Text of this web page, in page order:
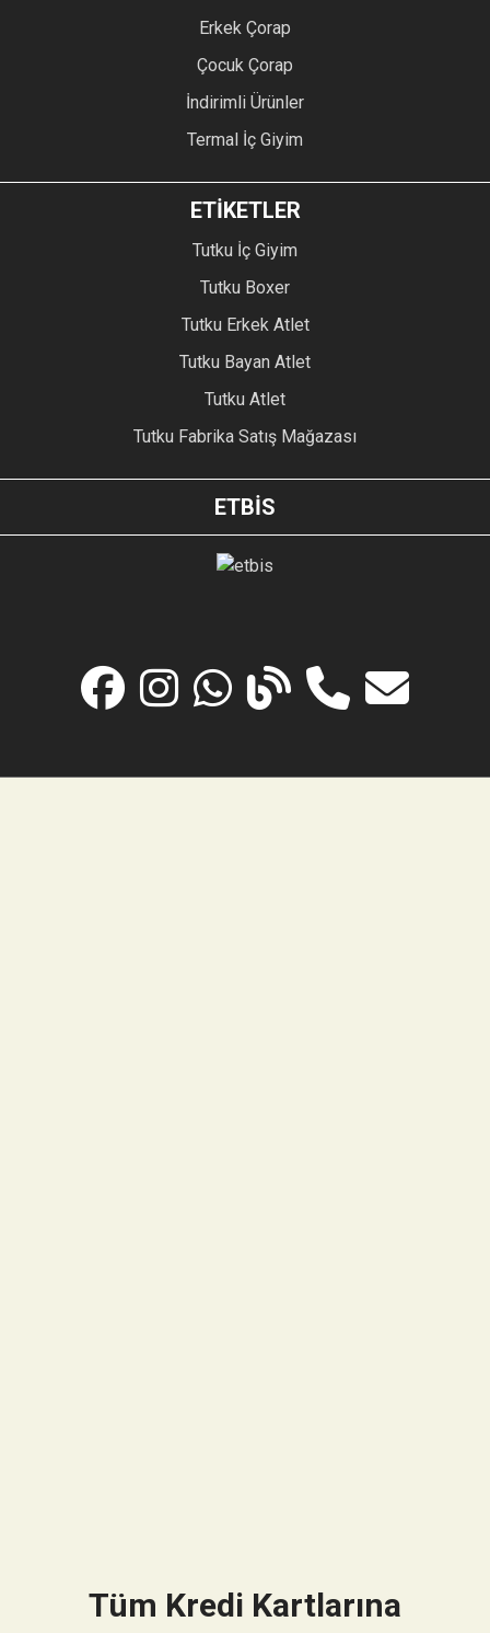
Erkek Çorap
Çocuk Çorap
İndirimli Ürünler
Termal İç Giyim
ETİKETLER
Tutku İç Giyim
Tutku Boxer
Tutku Erkek Atlet
Tutku Bayan Atlet
Tutku Atlet
Tutku Fabrika Satış Mağazası
ETBİS
Tüm Kredi Kartlarına